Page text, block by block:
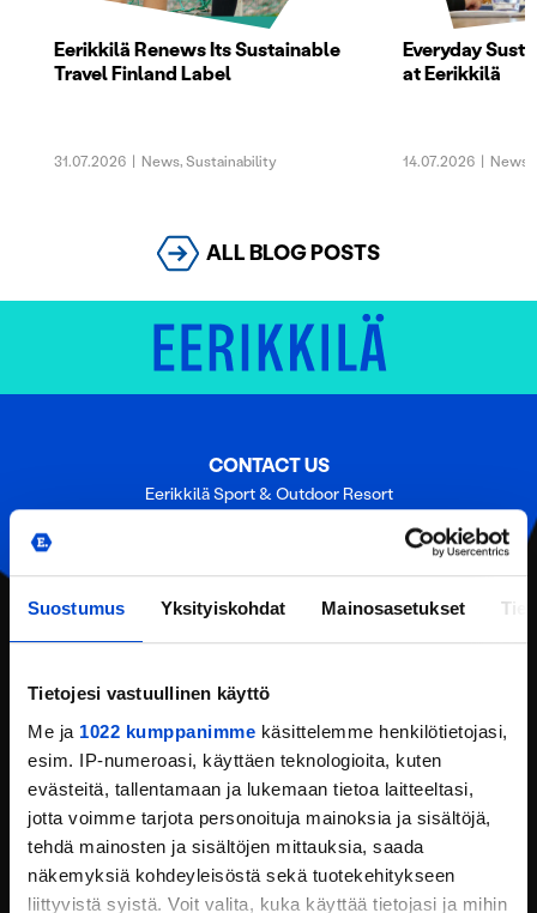
Suostumus Yksityiskohdat Mainosasetukset
Tietojesi vastuullinen käyttö
Me ja 1022 kumppanimme käsittelemme henkilötietojasi,
esim. IP-numeroasi, käyttäen teknologioita, kuten
evästeitä, tallentamaan ja lukemaan tietoa laitteeltasi,
jotta voimme tarjota personoituja mainoksia ja sisältöjä,
tehdä mainosten ja sisältöjen mittauksia, saada
näkemyksiä kohdeyleisöstä sekä tuotekehitykseen
liittyvistä syistä. Voit valita, kuka käyttää tietojasi ja mihin
Eerikkilä Renews Its Sustainable
Travel Finland Label
31.07.2026 News,Sustainability
Everyday
at Eerikkilä
14.07.2026 News
ALL BLOG POSTS
CONTACT US
Eerikkilä Sport & Outdoor Resort
Tel:(+358) 201 108 200
Email:reception@eerikkila.fi
REQUEST AN OFFER
FEEDBACK